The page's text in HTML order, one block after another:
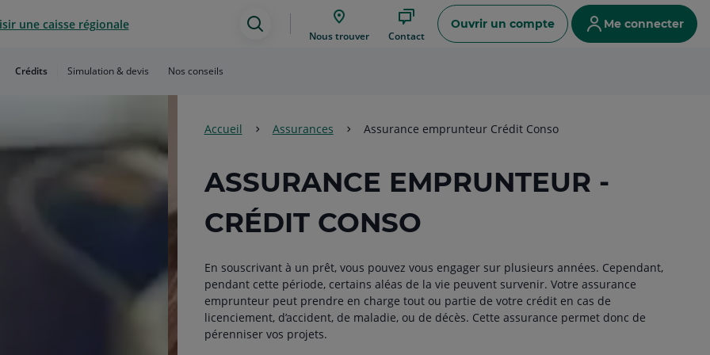
une caisse régionale
Assistance
Nous trouver Contact
Ouvrir un compte Me connecter
Crédits Simulation & devis Nos conseils
Accueil Assurances Assurance emprunteur Crédit Conso
ASSURANCE EMPRUNTEUR -
CRÉDIT CONSO
En souscrivant à un prêt, vous pouvez vous engager sur plusieurs années. Cependant,
pendant cette période, certains aléas de la vie peuvent survenir. Votre assurance
emprunteur peut prendre en charge tout ou partie de votre crédit en cas de
licenciement, d’accident, de maladie, ou de décès. Cette assurance permet donc de
pérenniser vos projets.